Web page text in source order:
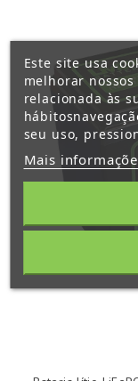
Este site usa
melhorar
relacionada às
seu uso,
Mais